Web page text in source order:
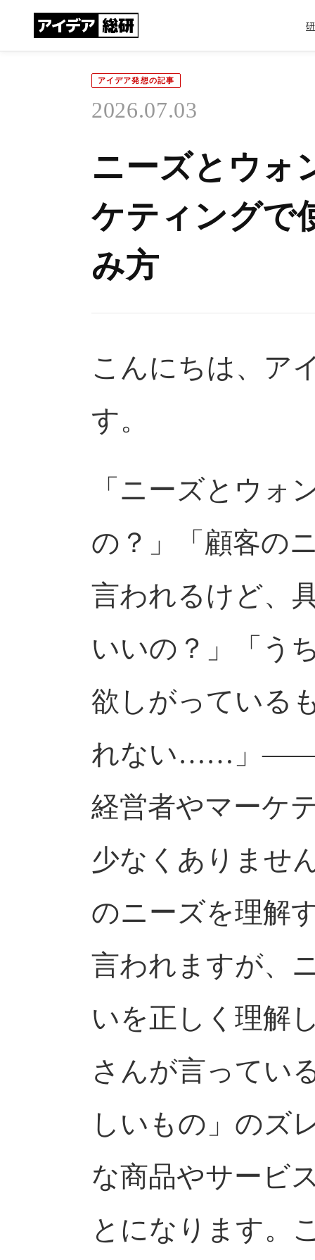
アイデア発想の記事
2026.07.03
ニーズとウォ
ケティングで
み方
こんにちは、ア
す。
「ニーズとウォ
の？」「顧客の
言われるけど、
いいの？」「う
欲しがっている
れない……」――
経営者やマーケ
少なくありませ
のニーズを理解
言われますが、
いを正しく理解
さんが言ってい
しいもの」のズ
な商品やサービ
とになります。